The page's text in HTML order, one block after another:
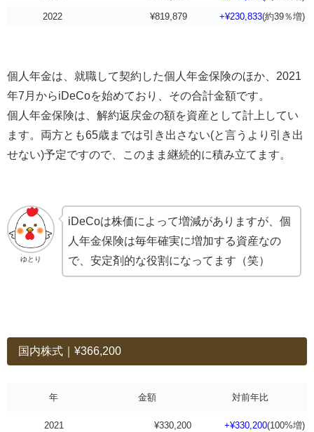
2022
¥819,879 +¥230,833(約39％増)
個人年金は、就職して契約した個人年金保険のほか、2021
年7月からiDeCoを始めており、その合計金額です。
個人年金保険は、解約返戻金の額を資産として計上してい
ます。両方とも65歳までは引き出さない(と言うより引き出
せない)予定ですので、このまま継続的に積み立てます。
ゆとり
iDeCoは株価によって増減がありますが、個
人年金保険は毎年確実に増加する資産なの
で、安定剤的な役割になってます（笑）
国内株式｜¥366,200
年 金額 対前年比
2021 ¥330,200 +¥330,200(100%増)